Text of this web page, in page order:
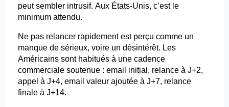
peut sembler intrusif. Aux États-Unis, c’est le
minimum attendu.
Ne pas relancer rapidement est perçu comme un
manque de sérieux, voire un désintérêt. Les
Américains sont habitués à une cadence
commerciale soutenue : email initial, relance à J+2,
appel à J+4, email valeur ajoutée à J+7, relance
finale à J+14.